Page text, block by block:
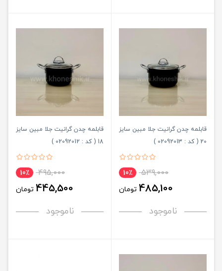
قابلمه چدن گرانیت جلا مبین سایز
20 ( کد : 02092013 )
539,000 10٪
485,100 تومان
ناموجود
قابلمه چدن گرانیت جلا مبین سایز
18 ( کد : 02092012 )
495,000 10٪
445,500 تومان
ناموجود